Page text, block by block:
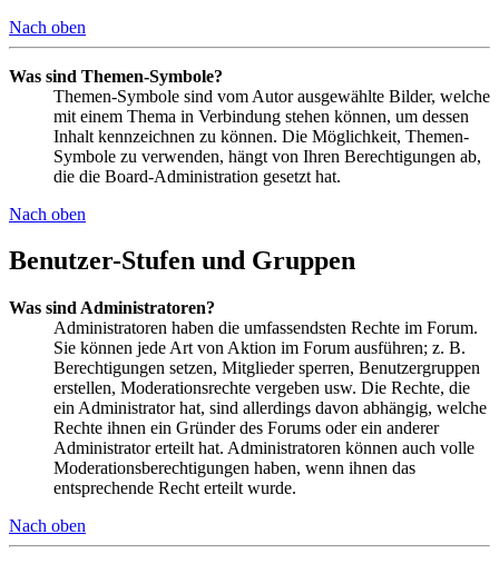
Nach oben
Was sind Themen-Symbole?
Themen-Symbole sind vom Autor ausgewählte Bilder, welche
mit einem Thema in Verbindung stehen können, um dessen
Inhalt kennzeichnen zu können. Die Möglichkeit, Themen-
Symbole zu verwenden, hängt von Ihren Berechtigungen ab,
die die Board-Administration gesetzt hat.
Nach oben
Benutzer-Stufen und Gruppen
Was sind Administratoren?
Administratoren haben die umfassendsten Rechte im Forum.
Sie können jede Art von Aktion im Forum ausführen; z. B.
Berechtigungen setzen, Mitglieder sperren, Benutzergruppen
erstellen, Moderationsrechte vergeben usw. Die Rechte, die
ein Administrator hat, sind allerdings davon abhängig, welche
Rechte ihnen ein Gründer des Forums oder ein anderer
Administrator erteilt hat. Administratoren können auch volle
Moderationsberechtigungen haben, wenn ihnen das
entsprechende Recht erteilt wurde.
Nach oben